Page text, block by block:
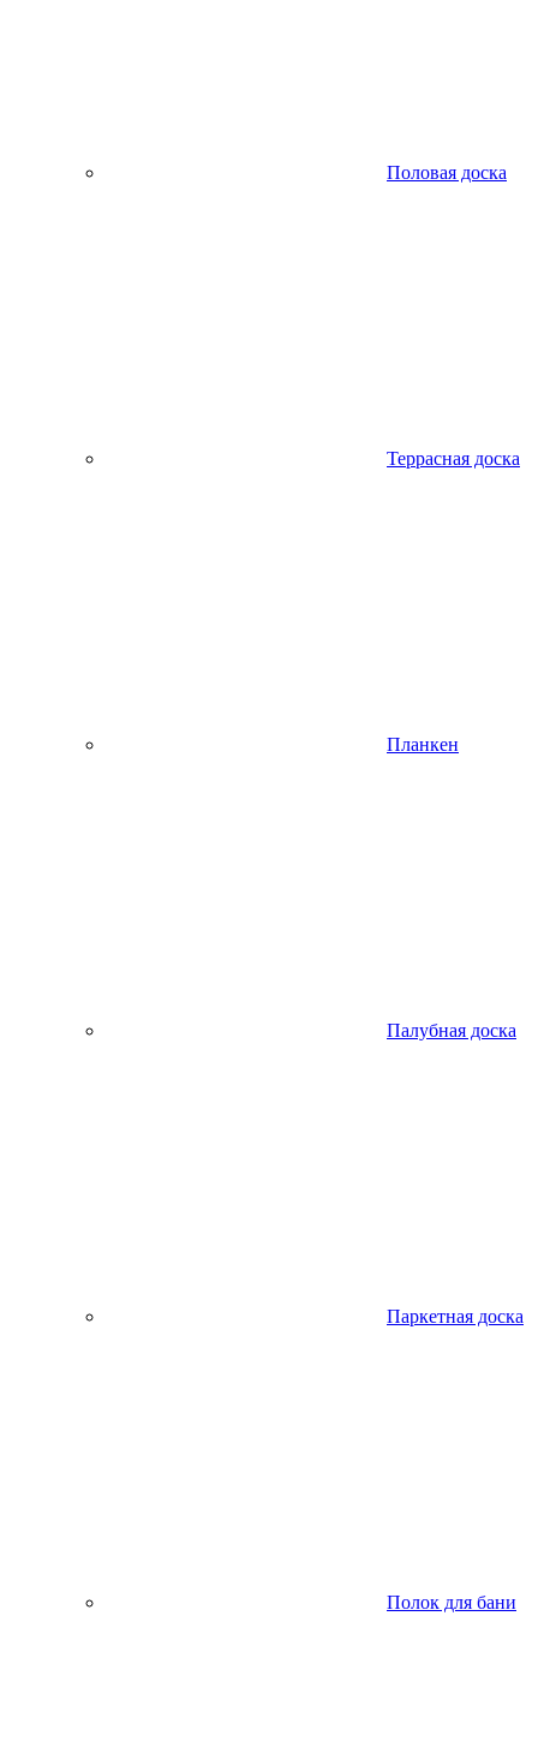
Половая доска
Террасная доска
Планкен
Палубная доска
Паркетная доска
Полок для бани